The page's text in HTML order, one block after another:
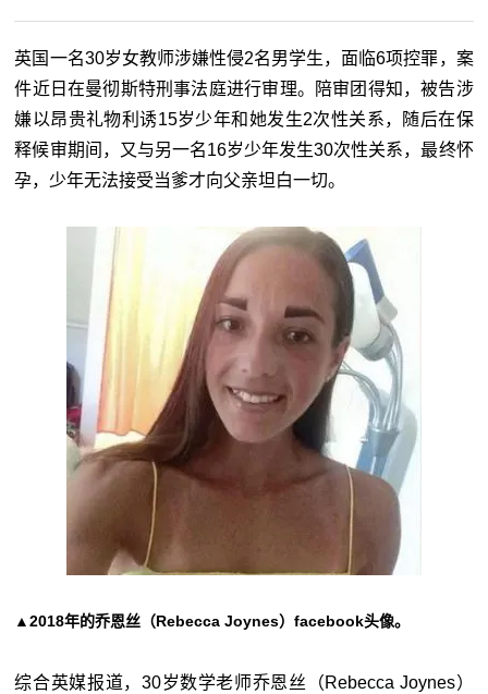
英国一名30岁女教师涉嫌性侵2名男学生，面临6项控罪，案
件近日在曼彻斯特刑事法庭进行审理。陪审团得知，被告涉
嫌以昂贵礼物利诱15岁少年和她发生2次性关系，随后在保
释候审期间，又与另一名16岁少年发生30次性关系，最终怀
孕，少年无法接受当爹才向父亲坦白一切。
▲2018年的乔恩丝（Rebecca Joynes）facebook头像。
综合英媒报道，30岁数学老师乔恩丝（Rebecca Joynes）